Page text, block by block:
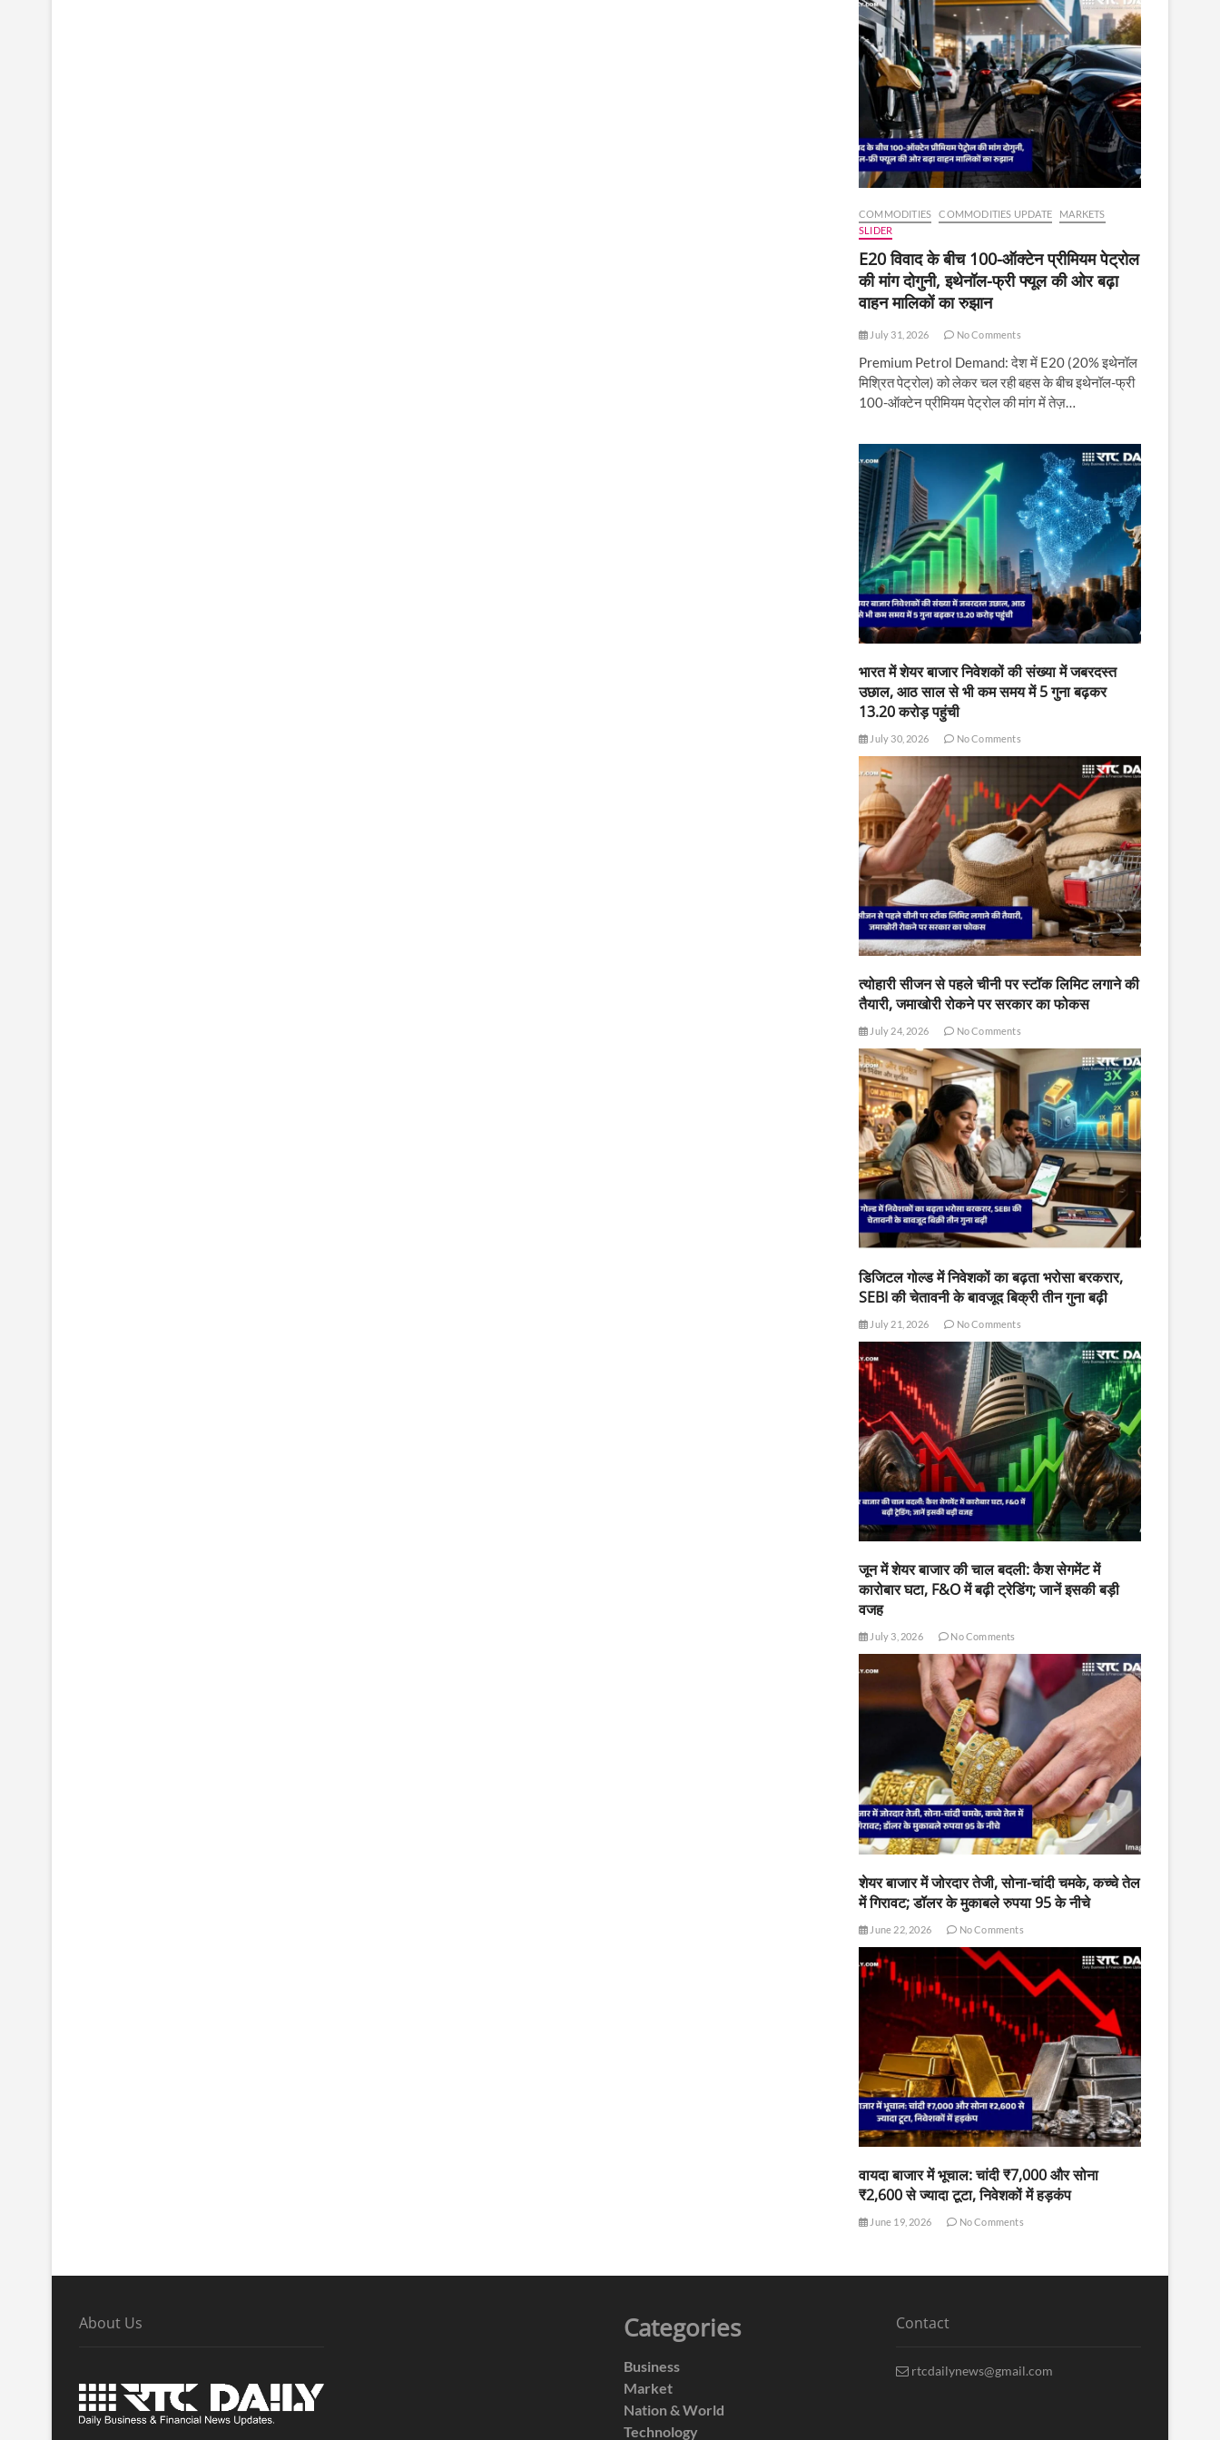
COMMODITIES COMMODITIES UPDATE
MARKETS
SLIDER
E20 विवाद के बीच 100-ऑक्टेन प्रीमियम पेट्रोल
की मांग दोगुनी, इथेनॉल-फ्री फ्यूल की ओर बढ़ा
वाहन मालिकों का रुझान
July 31, 2026 No Comments
Premium Petrol Demand: देश में E20 (20% इथेनॉल
मिश्रित पेट्रोल) को लेकर चल रही बहस के बीच इथेनॉल-फ्री
100-ऑक्टेन प्रीमियम पेट्रोल की मांग में तेज़…
भारत में शेयर बाजार निवेशकों की संख्या में जबरदस्त
उछाल, आठ साल से भी कम समय में 5 गुना बढ़कर
13.20 करोड़ पहुंची
July 30, 2026 No Comments
त्योहारी सीजन से पहले चीनी पर स्टॉक लिमिट लगाने की
तैयारी, जमाखोरी रोकने पर सरकार का फोकस
July 24, 2026 No Comments
डिजिटल गोल्ड में निवेशकों का बढ़ता भरोसा बरकरार,
SEBI की चेतावनी के बावजूद बिक्री तीन गुना बढ़ी
July 21, 2026 No Comments
जून में शेयर बाजार की चाल बदली: कैश सेगमेंट में
कारोबार घटा, F&O में बढ़ी ट्रेडिंग; जानें इसकी बड़ी
वजह
July 3, 2026 No Comments
शेयर बाजार में जोरदार तेजी, सोना-चांदी चमके, कच्चे तेल
में गिरावट; डॉलर के मुकाबले रुपया 95 के नीचे
June 22, 2026 No Comments
वायदा बाजार में भूचाल: चांदी ₹7,000 और सोना
₹2,600 से ज्यादा टूटा, निवेशकों में हड़कंप
June 19, 2026 No Comments
About Us Categories
Business
Market
Nation & World
Technology
Contact
rtcdailynews@gmail.com